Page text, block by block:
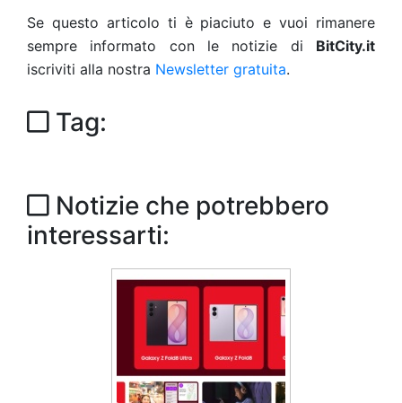
Se questo articolo ti è piaciuto e vuoi rimanere
sempre informato con le notizie di BitCity.it
iscriviti alla nostra Newsletter gratuita.
Tag:
Notizie che potrebbero
interessarti: